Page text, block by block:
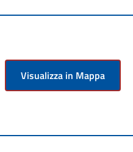
Visualizza in Mappa